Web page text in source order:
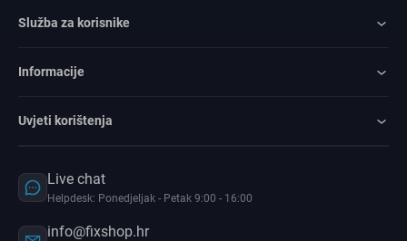
Služba za korisnike
Informacije
Uvjeti korištenja
Live chat
Helpdesk: Ponedjeljak - Petak 9:00 - 16:00
info@fixshop.hr